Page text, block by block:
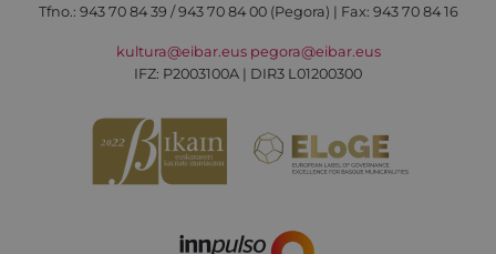
Tfno.: 943 70 84 39 / 943 70 84 00 (Pegora) | Fax: 943 70 84 16
kultura@eibar.eus pegora@eibar.eus
IFZ: P2003100A | DIR3 L01200300